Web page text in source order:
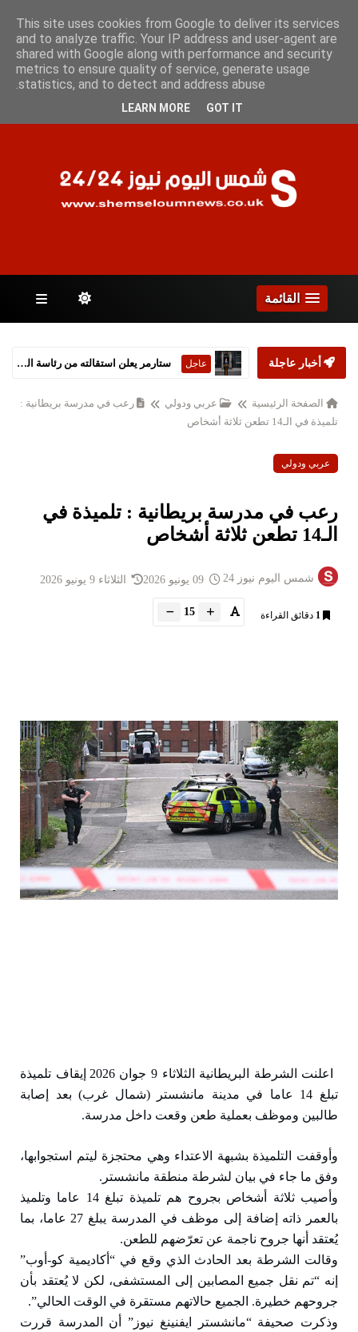
الجمعة 7 أغسطس 2026
الصفحات
القائمة
أخبار عاجلة عاجل ستارمر يعلن استقالته من رئاسة الحكومة البريطانية
الصفحة الرئيسية عربي ودولي
رعب في مدرسة بريطانية :
تلميذة في الـ14 تطعن ثلاثة أشخاص
عربي ودولي
رعب في مدرسة بريطانية : تلميذة في
الـ14 تطعن ثلاثة أشخاص
شمس اليوم نيوز 24 الثلاثاء 9 يونيو 2026
1 دقائق القراءة 15
علنت الشرطة البريطانية الثلاثاء 9 جوان 2026 إيقاف تلميذة
تبلغ 14 عاما في مدينة مانشستر (شمال غرب) بعد إصابة
طالبين وموظف بعملية طعن وقعت داخل مدرسة.
وأوقفت التلميذة بشبهة الاعتداء وهي محتجزة ليتم استجوابها،
وفق ما جاء في بيان لشرطة منطقة مانشستر.
وأصيب ثلاثة أشخاص بجروح هم تلميذة تبلغ 14 عاما وتلميذ
بالعمر ذاته إضافة إلى موظف في المدرسة يبلغ 27 عاما، بما
يُعتقد أنها جروح ناجمة عن تعرّضهم للطعن.
وقالت الشرطة بعد الحادث الذي وقع في “أكاديمية كو-أوب”
إنه “تم نقل جميع المصابين إلى المستشفى، لكن لا يُعتقد بأن
جروحهم خطيرة. الجميع حالاتهم مستقرة في الوقت الحالي”.
وذكرت صحيفة “مانشستر ايفنينغ نيوز” أن المدرسة قررت
This site uses cookies from Google to deliver its services
and to analyze traffic. Your IP address and user-agent are
shared with Google along with performance and security
metrics to ensure quality of service, generate usage
statistics, and to detect and address abuse.
LEARN MORE GOT IT